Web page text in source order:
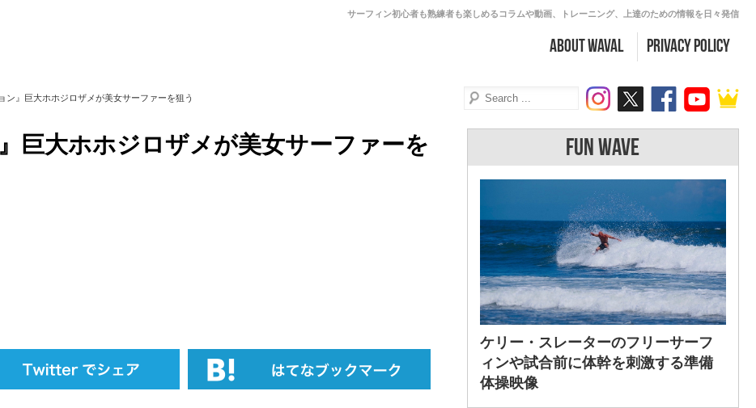
サーフィン初心者も熟練者も楽しめるコラムや動画、トレーニング、上達のための情報を日々発信
about WAVAL PRIVACY POLICY
ン』巨大ホホジロザメが美女サーファーを狙う
巨大ホホジロザメが美女サーファーを
FUN WAVE
ケリー・スレーターのフリーサーフ
ィンや試合前に体幹を刺激する準備
体操映像